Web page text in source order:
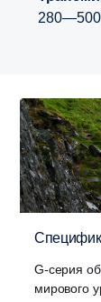
280—500
G-серия
мирового